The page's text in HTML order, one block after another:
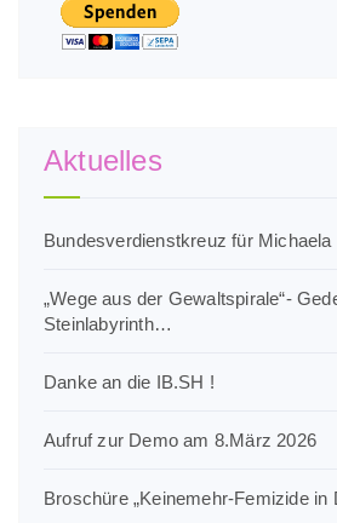
Aktuelles
Bundesverdienstkreuz für Michaela
„Wege aus der Gewaltspirale“-
Steinlabyrinth…
Danke an die IB.SH !
Aufruf zur Demo am 8.März 2026
Broschüre „Keinemehr-Femizide in